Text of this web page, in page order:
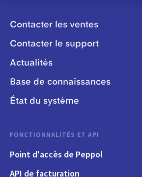
Contacter les ventes
Contacter le support
Actualités
Base de connaissances
État du système
FONCTIONNALITÉS ET API
Point d'accès de Peppol
API de facturation